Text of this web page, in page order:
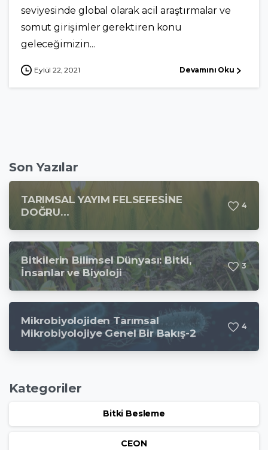
seviyesinde global olarak acil araştırmalar ve
somut girişimler gerektiren konu
geleceğimizin...
Eylül 22, 2021 Devamını Oku
Son Yazılar
TARIMSAL YAYIM FELSEFESİNE
DOĞRU…
4
Bitkilerin Bilimsel Dünyası: Bitki,
İnsanlar ve Biyoloji
3
Mikrobiyolojiden Tarımsal
Mikrobiyolojiye Genel Bir Bakış-2
4
Kategoriler
Bitki Besleme
CEON